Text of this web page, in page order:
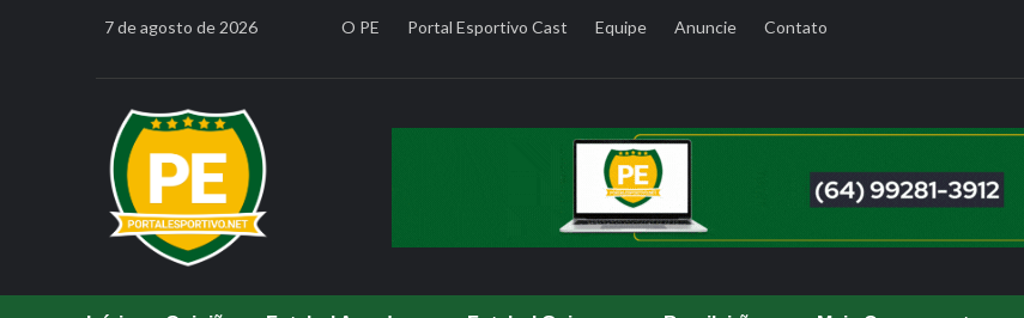
7 de agosto de 2026 O PE Portal Esportivo Cast Equipe Anuncie Contato